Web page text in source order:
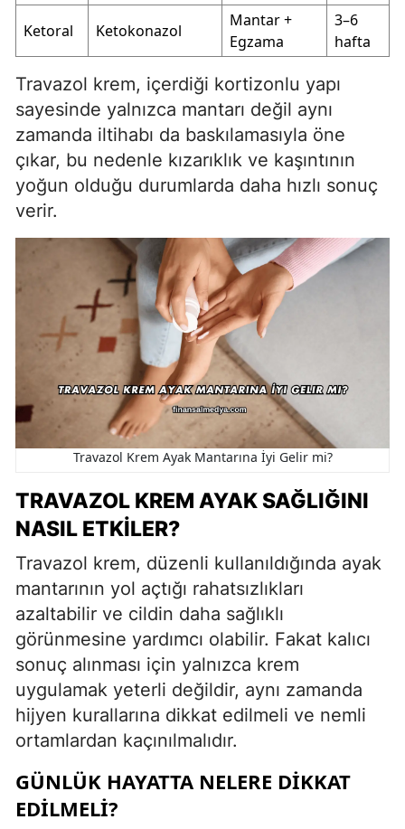
Ketoral Ketokonazol
Mantar +
Egzama
3–6
hafta
Travazol krem, içerdiği kortizonlu yapı
sayesinde yalnızca mantarı değil aynı
zamanda iltihabı da baskılamasıyla öne
çıkar, bu nedenle kızarıklık ve kaşıntının
yoğun olduğu durumlarda daha hızlı sonuç
verir.
Travazol Krem Ayak Mantarına İyi Gelir mi?
TRAVAZOL KREM AYAK SAĞLIĞINI
NASIL ETKILER?
Travazol krem, düzenli kullanıldığında ayak
mantarının yol açtığı rahatsızlıkları
azaltabilir ve cildin daha sağlıklı
görünmesine yardımcı olabilir. Fakat kalıcı
sonuç alınması için yalnızca krem
uygulamak yeterli değildir, aynı zamanda
hijyen kurallarına dikkat edilmeli ve nemli
ortamlardan kaçınılmalıdır.
GÜNLÜK HAYATTA NELERE DIKKAT
EDILMELI?